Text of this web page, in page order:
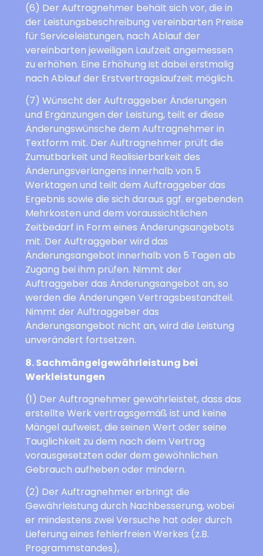
(6) Der Auftragnehmer behält sich vor, die in
der Leistungsbeschreibung vereinbarten Preise
für Serviceleistungen, nach Ablauf der
vereinbarten jeweiligen Laufzeit angemessen
zu erhöhen. Eine Erhöhung ist dabei erstmalig
nach Ablauf der Erstvertragslaufzeit möglich.
(7) Wünscht der Auftraggeber Änderungen
und Ergänzungen der Leistung, teilt er diese
Änderungswünsche dem Auftragnehmer in
Textform mit. Der Auftragnehmer prüft die
Zumutbarkeit und Realisierbarkeit des
Änderungsverlangens innerhalb von 5
Werktagen und teilt dem Auftraggeber das
Ergebnis sowie die sich daraus ggf. ergebenden
Mehrkosten und dem voraussichtlichen
Zeitbedarf in Form eines Änderungsangebots
mit. Der Auftraggeber wird das
Änderungsangebot innerhalb von 5 Tagen ab
Zugang bei ihm prüfen. Nimmt der
Auftraggeber das Änderungsangebot an, so
werden die Änderungen Vertragsbestandteil.
Nimmt der Auftraggeber das
Änderungsangebot nicht an, wird die Leistung
unverändert fortsetzen.
8. Sachmängelgewährleistung bei
Werkleistungen
(1) Der Auftragnehmer gewährleistet, dass das
erstellte Werk vertragsgemäß ist und keine
Mängel aufweist, die seinen Wert oder seine
Tauglichkeit zu dem nach dem Vertrag
vorausgesetzten oder dem gewöhnlichen
Gebrauch aufheben oder mindern.
(2) Der Auftragnehmer erbringt die
Gewährleistung durch Nachbesserung, wobei
er mindestens zwei Versuche hat oder durch
Lieferung eines fehlerfreien Werkes (z.B.
Programmstandes),